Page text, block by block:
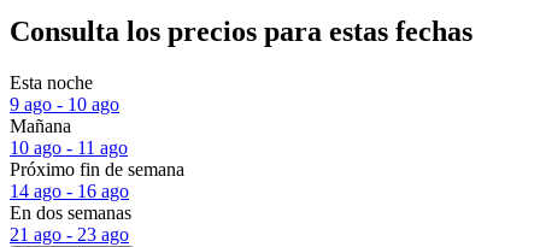
Consulta los precios para estas fechas
Esta noche
9 ago - 10 ago
Mañana
10 ago - 11 ago
Próximo fin de semana
14 ago - 16 ago
En dos semanas
21 ago - 23 ago